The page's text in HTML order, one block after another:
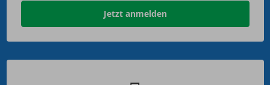
Jetzt anmelden